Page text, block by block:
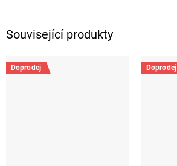
Související produkty
Doprodej Doprodej